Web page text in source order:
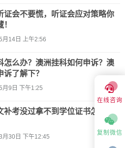
证会不要慌，听证会应对策略你
月14日 上午2:56
怎么办？澳洲挂科如何申诉？澳
诉了解下？
月9日 下午1:25
补考没过拿不到学位证书怎么
月30日 下午12:45
在线咨询
复制微信